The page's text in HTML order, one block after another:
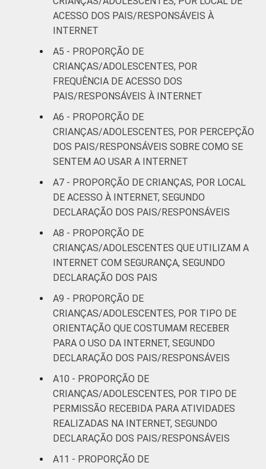
Mais de 3
CLASSE
SOCIAL
AB
C 15
DE 22
¹Base: 2 261 usuários de Internet de 9 a 17
coletados entre setembro de 2013 e janeiro
de 2014.
Fonte: NIC.br - set/2013 a jan/2014
ACESSO DOS PAIS/RESPONSÁVEIS À
INTERNET
A5 - PROPORÇÃO DE
CRIANÇAS/ADOLESCENTES, POR
FREQUÊNCIA DE ACESSO DOS
PAIS/RESPONSÁVEIS À INTERNET
A6 - PROPORÇÃO DE
CRIANÇAS/ADOLESCENTES, POR PERCEPÇÃO
DOS PAIS/RESPONSÁVEIS SOBRE COMO SE
SENTEM AO USAR A INTERNET
A7 - PROPORÇÃO DE CRIANÇAS, POR LOCAL
DE ACESSO À INTERNET, SEGUNDO
DECLARAÇÃO DOS PAIS/RESPONSÁVEIS
A8 - PROPORÇÃO DE
CRIANÇAS/ADOLESCENTES QUE UTILIZAM A
INTERNET COM SEGURANÇA, SEGUNDO
DECLARAÇÃO DOS PAIS
A9 - PROPORÇÃO DE
CRIANÇAS/ADOLESCENTES, POR TIPO DE
ORIENTAÇÃO QUE COSTUMAM RECEBER
PARA O USO DA INTERNET, SEGUNDO
DECLARAÇÃO DOS PAIS/RESPONSÁVEIS
A10 - PROPORÇÃO DE
CRIANÇAS/ADOLESCENTES, POR TIPO DE
PERMISSÃO RECEBIDA PARA ATIVIDADES
REALIZADAS NA INTERNET, SEGUNDO
DECLARAÇÃO DOS PAIS/RESPONSÁVEIS
A11 - PROPORÇÃO DE